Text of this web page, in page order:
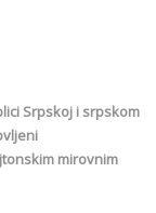
Srpskoj i srpskom
mirovnim